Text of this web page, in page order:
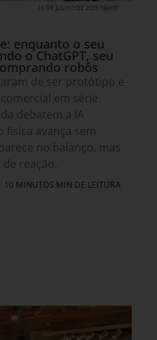
16 DE JULHO DE 2026 08H00
enquanto o seu
o ChatGPT, seu
robôs
de ser protótipo e
em série.
debatem a IA
física avança sem
no balanço, mas
reação.
10 MINUTOS MIN DE LEITURA